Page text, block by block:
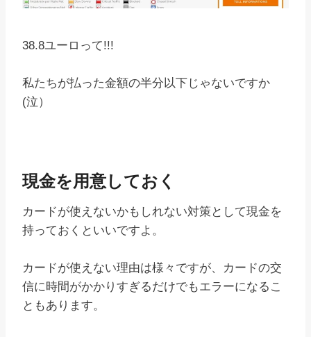
38.8ユーロって!!!
私たちが払った金額の半分以下じゃないですか
(泣）
現金を用意しておく
カードが使えないかもしれない対策として現金を
持っておくといいですよ。
カードが使えない理由は様々ですが、カードの交
信に時間がかかりすぎるだけでもエラーになるこ
ともあります。